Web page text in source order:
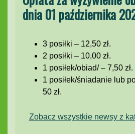
dnia 01 października
3 posiłki – 12,50 zł.
2 posiłki – 10,00 zł.
1 posiłek/obiad/ – 7,50 zł.
1 posiłek/śniadanie lub
50 zł.
Zobacz wszystkie newsy z